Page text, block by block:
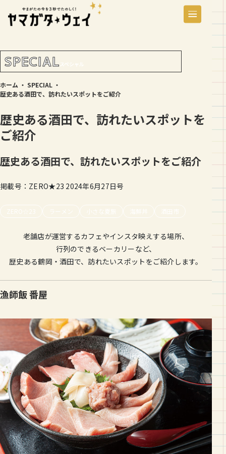
SPECIAL スペシャル
ホーム ・ SPECIAL ・
歴史ある酒田で、訪れたいスポットをご紹介
歴史ある酒田で、訪れたいスポットを
ご紹介
歴史ある酒田で、訪れたいスポットをご紹介
掲載号：ZERO★23 2024年6月27日号
ZERO☆23 ラーメン 小さな夏旅 海鮮丼 酒田市
老舗店が運営するカフェやインスタ映えする場所、
行列のできるベーカリーなど、
歴史ある鶴岡・酒田で、訪れたいスポットをご紹介します。
漁師飯 番屋